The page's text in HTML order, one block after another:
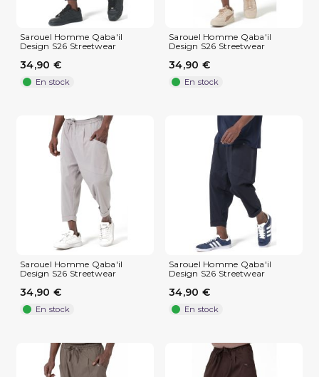
(1 avis)
Sarouel Homme Qaba'il
Design S26 Streetwear
34,90 €
En stock
Sarouel Homme Qaba'il
Design S26 Streetwear
34,90 €
En stock
Sarouel Homme Qaba'il
Design S26 Streetwear
34,90 €
En stock
Sarouel Homme Qaba'il
Design S26 Streetwear
34,90 €
En stock